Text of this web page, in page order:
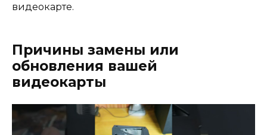
видеокарте.
Причины замены или
обновления вашей
видеокарты